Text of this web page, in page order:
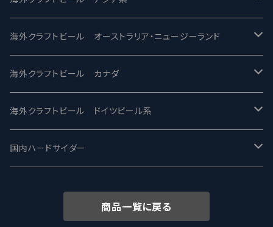
ビアへるん - Beer Hearn
忽布古丹醸造 - HOP KOTAN
ワイマーケットブルーイング Y.Market Brewing
志賀高原ビール - SIGAKOGEN
箕面ビール - MINOH BEER
Toppling Goliath トップリンゴライアス
Fair State フェアステイト
Lagunitas ラグニタス
FirestoneWalker ファイアストーン
Mikkeller ミッケラー
SAIREN /サイレン
ワイルドチャイルド - Wilde Child
BrewDog Brewery - ブリュードッグ
The Flying Inn / ザ フライイング イン
Lambiek Fabriek - ファブリーク
gweilo-鬼佬 グウァイロ
Heart Of Darkness - ハートオブダークネス
Carbon brews -カーボン
TAIHU - タイフー
Behemoth - ベヒーモス
海外クラフトビール オーストラリア・ニュージーランド
ROCKY RIDGE - ロッキーリッジ
BODRIGGY BREWING ボッドリッジー
CO-CONSPIRATORS コ・コンスピレーターズ
Deep Creek Brewing Co.
海外クラフトビール カナダ
Jackie O's ジャッキーオーズ
Westbrook ウェストブルック
Strathcona ストラスコナ
海外クラフトビール ドイツビール系
Karmeliten カーメリテン
Früh フリュー
国内ハードサイダー
商品一覧に戻る